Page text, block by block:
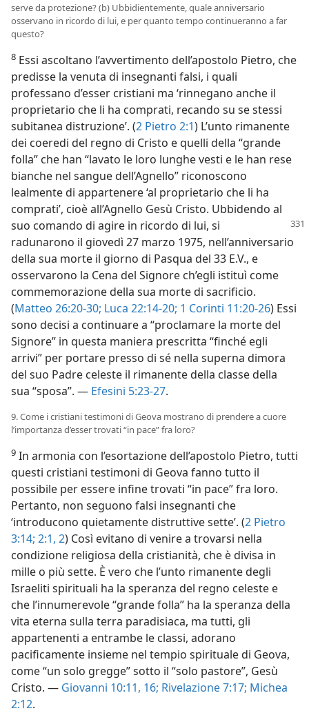
serve da protezione? (b) Ubbidientemente, quale anniversario
osservano in ricordo di lui, e per quanto tempo continueranno a far
questo?
8 Essi ascoltano l’avvertimento dell’apostolo Pietro, che
predisse la venuta di insegnanti falsi, i quali
professano d’esser cristiani ma ‘rinnegano anche il
proprietario che li ha comprati, recando su se stessi
subitanea distruzione’. (2 Pietro 2:1) L’unto rimanente
dei coeredi del regno di Cristo e quelli della “grande
folla” che han “lavato le loro lunghe vesti e le han rese
bianche nel sangue dell’Agnello” riconoscono
lealmente di appartenere ‘al proprietario che li ha
comprati’, cioè all’Agnello Gesù Cristo. Ubbidendo al
suo comando di agire in ricordo di lui, si
radunarono il giovedì 27 marzo 1975, nell’anniversario
della sua morte il giorno di Pasqua del 33 E.V., e
osservarono la Cena del Signore ch’egli istituì come
commemorazione della sua morte di sacrificio.
(Matteo 26:20-30; Luca 22:14-20; 1 Corinti 11:20-26) Essi
sono decisi a continuare a “proclamare la morte del
Signore” in questa maniera prescritta “finché egli
arrivi” per portare presso di sé nella superna dimora
del suo Padre celeste il rimanente della classe della
sua “sposa”. — Efesini 5:23-27.
9. Come i cristiani testimoni di Geova mostrano di prendere a cuore
l’importanza d’esser trovati “in pace” fra loro?
9 In armonia con l’esortazione dell’apostolo Pietro, tutti
questi cristiani testimoni di Geova fanno tutto il
possibile per essere infine trovati “in pace” fra loro.
Pertanto, non seguono falsi insegnanti che
‘introducono quietamente distruttive sette’. (2 Pietro
3:14; 2:1, 2) Così evitano di venire a trovarsi nella
condizione religiosa della cristianità, che è divisa in
mille o più sette. È vero che l’unto rimanente degli
Israeliti spirituali ha la speranza del regno celeste e
che l’innumerevole “grande folla” ha la speranza della
vita eterna sulla terra paradisiaca, ma tutti, gli
appartenenti a entrambe le classi, adorano
pacificamente insieme nel tempio spirituale di Geova,
come “un solo gregge” sotto il “solo pastore”, Gesù
Cristo. — Giovanni 10:11, 16; Rivelazione 7:17; Michea
2:12.